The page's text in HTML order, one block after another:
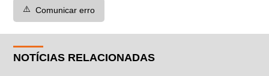
⚠️ Comunicar erro
NOTÍCIAS RELACIONADAS